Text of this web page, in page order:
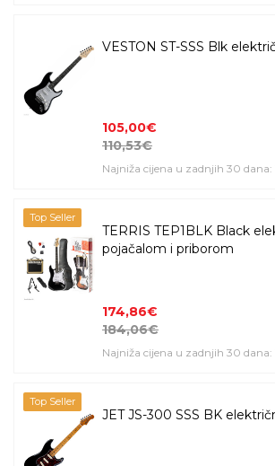
VESTON ST-SSS Blk
105,00€
110,53€
Najniža cijena u zadnjih 30
Top Seller
TERRIS TEP1BLK Black
pojačalom i priborom
174,86€
184,06€
Najniža cijena u zadnjih 30 dana:
Top Seller
JET JS-300 SSS BK